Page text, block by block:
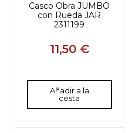
Casco Obra JUMBO
con Rueda JAR
2311199
11,50 €
Añadir a la
cesta